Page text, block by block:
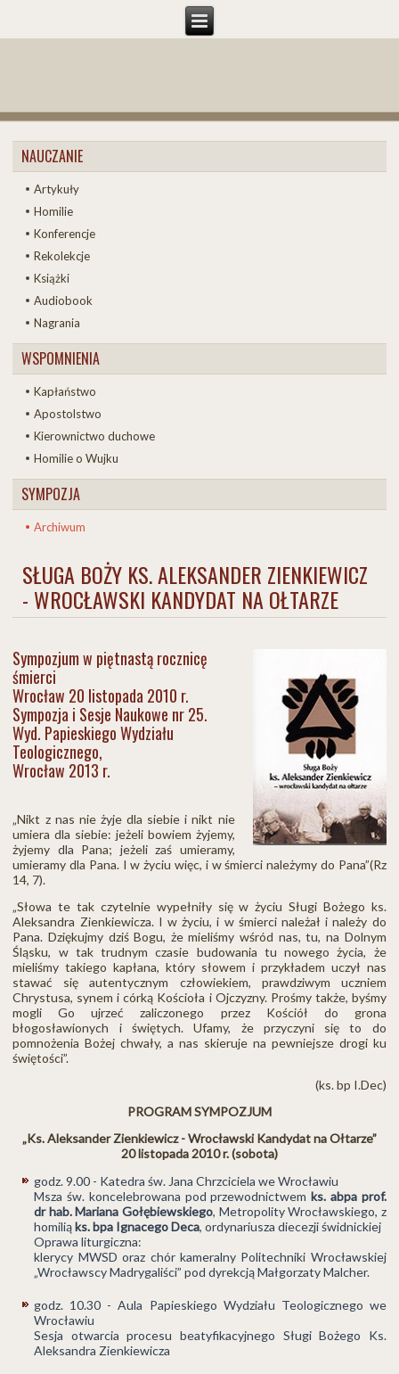
NAUCZANIE
Artykuły
Homilie
Konferencje
Rekolekcje
Książki
Audiobook
Nagrania
WSPOMNIENIA
Kapłaństwo
Apostolstwo
Kierownictwo duchowe
Homilie o Wujku
SYMPOZJA
Archiwum
SŁUGA BOŻY KS. ALEKSANDER ZIENKIEWICZ
- WROCŁAWSKI KANDYDAT NA OŁTARZE
Sympozjum w piętnastą rocznicę
śmierci
Wrocław 20 listopada 2010 r.
Sympozja i Sesje Naukowe nr 25.
Wyd. Papieskiego Wydziału
Teologicznego,
Wrocław 2013 r.
„Nikt z nas nie żyje dla siebie i nikt nie
umiera dla siebie: jeżeli bowiem żyjemy,
żyjemy dla Pana; jeżeli zaś umieramy,
umieramy dla Pana. I w życiu więc, i w śmierci należymy do Pana”(Rz
14, 7).
„Słowa te tak czytelnie wypełniły się w życiu Sługi Bożego ks.
Aleksandra Zienkiewicza. I w życiu, i w śmierci należał i należy do
Pana. Dziękujmy dziś Bogu, że mieliśmy wśród nas, tu, na Dolnym
Śląsku, w tak trudnym czasie budowania tu nowego życia, że
mieliśmy takiego kapłana, który słowem i przykładem uczył nas
stawać się autentycznym człowiekiem, prawdziwym uczniem
Chrystusa, synem i córką Kościoła i Ojczyzny. Prośmy także, byśmy
mogli Go ujrzeć zaliczonego przez Kościół do grona
błogosławionych i świętych. Ufamy, że przyczyni się to do
pomnożenia Bożej chwały, a nas skieruje na pewniejsze drogi ku
świętości”.
(ks. bp I.Dec)
PROGRAM SYMPOZJUM
„Ks. Aleksander Zienkiewicz - Wrocławski Kandydat na Ołtarze”
20 listopada 2010 r. (sobota)
godz. 9.00 - Katedra św. Jana Chrzciciela we Wrocławiu
Msza św. koncelebrowana pod przewodnictwemks. abpa prof.
dr hab. Mariana Gołębiewskiego, Metropolity Wrocławskiego, z
homiliąks. bpa Ignacego Deca, ordynariusza diecezji świdnickiej
Oprawa liturgiczna:
klerycy MWSD oraz chór kameralny Politechniki Wrocławskiej
„Wrocławscy Madrygaliści” pod dyrekcją Małgorzaty Malcher.
godz. 10.30 - Aula Papieskiego Wydziału Teologicznego we
Wrocławiu
Sesja otwarcia procesu beatyfikacyjnego Sługi Bożego Ks.
Aleksandra Zienkiewicza